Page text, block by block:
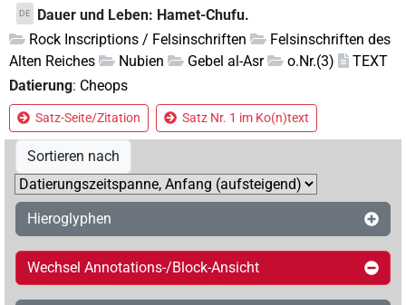
DE
Dauer und Leben: Hamet-Chufu.
Rock Inscriptions / Felsinschriften
Felsinschriften des
Alten Reiches
Nubien Gebel al-Asr o.Nr.(3)
TEXT
Datierung: Cheops
Satz-Seite/Zitation Satz Nr. 1 im Ko(n)text
Sortieren nach
Hieroglyphen
Wechsel Annotations-/Block-Ansicht